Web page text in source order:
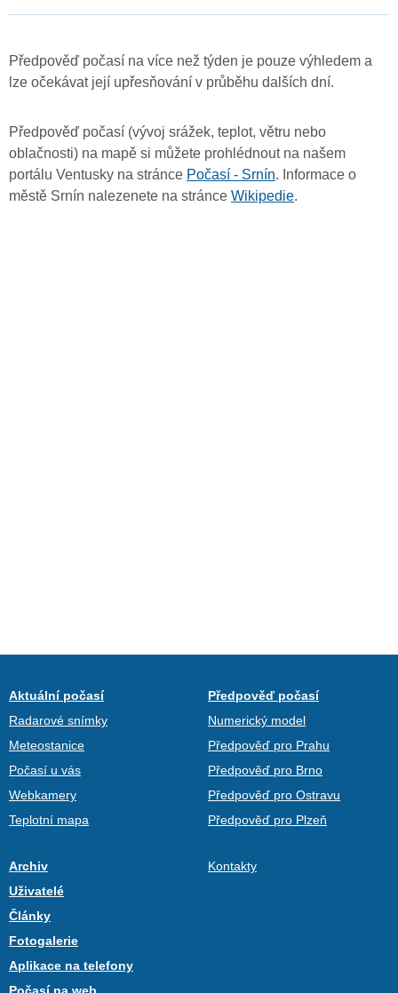
Předpověď počasí na více než týden je pouze výhledem a
lze očekávat její upřesňování v průběhu dalších dní.
Předpověď počasí (vývoj srážek, teplot, větru nebo
oblačnosti) na mapě si můžete prohlédnout na našem
portálu Ventusky na stránce Počasí - Srnín. Informace o
městě Srnín nalezenete na stránce Wikipedie.
Aktuální počasí
Radarové snímky
Meteostanice
Počasí u vás
Webkamery
Teplotní mapa
Předpověď počasí
Numerický model
Předpověď pro Prahu
Předpověď pro Brno
Předpověď pro Ostravu
Předpověď pro Plzeň
Archiv
Uživatelé
Články
Fotogalerie
Aplikace na telefony
Kontakty